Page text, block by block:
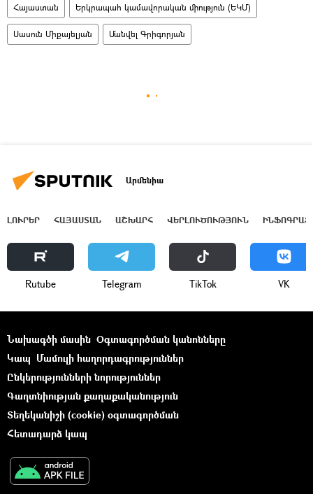
Հայաստան Երկրապահ կամավորական միություն (ԵԿՄ)
Սասուն Միքայելյան Մանվել Գրիգորյան
Արմենիա
ԼՈՒՐԵՐ ՀԱՅԱՍՏԱՆ ԱՇԽԱՐՀ ՎԵՐԼՈՒԾՈՒԹՅՈՒՆ
Rutube Telegram ТikТоk VK
Նախագծի մասին Օգտագործման կանոնները
Կապ Մամուլի հաղորդագրություններ
Ընկերությունների նորություններ
Գաղտնիության քաղաքականություն
Տեղեկանիշի (cookie) օգտագործման
Հետադարձ կապ